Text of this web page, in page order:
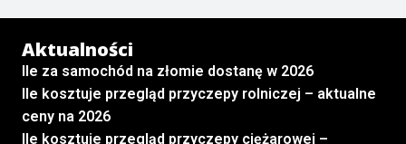
Aktualności
Ile za samochód na złomie dostanę w 2026
Ile kosztuje przegląd przyczepy rolniczej – aktualne
ceny na 2026
Ile kosztuje przegląd przyczepy ciężarowej –